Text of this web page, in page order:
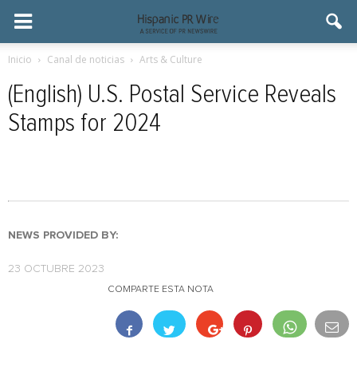
Inicio Canal de noticias Arts & Culture
(English) U.S. Postal Service Reveals
Stamps for 2024
NEWS PROVIDED BY:
23 OCTUBRE 2023
COMPARTE ESTA NOTA